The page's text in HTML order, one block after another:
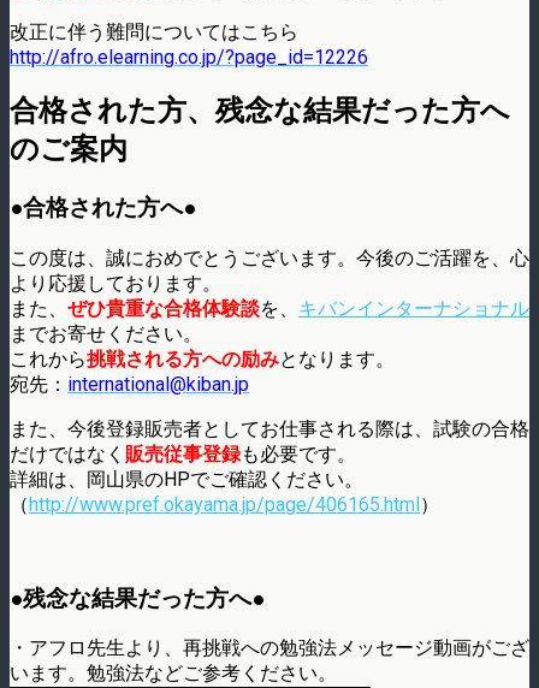
改正に伴う難問についてはこちら
http://afro.elearning.co.jp/?page_id=12226
合格された方、残念な結果だった方へ
のご案内
●合格された方へ●
この度は、誠におめでとうございます。今後のご活躍を、心
より応援しております。
また、 ぜひ貴重な合格体験談を、 キバンインターナショナル
までお寄せください。
これから挑戦される方への励みとなります。
宛先： international@kiban.jp
また、今後登録販売者としてお仕事される際は、試験の合格
だけではなく 販売従事登録も必要です。
詳細は、岡山県のHPでご確認ください。
（http://www.pref.okayama.jp/page/406165.html）
●残念な結果だった方へ●
・アフロ先生より、再挑戦への勉強法メッセージ動画がござ
います。勉強法などご参考ください。